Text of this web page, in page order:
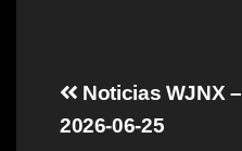
Post
navigation
Noticias WJNX –
2026-06-25